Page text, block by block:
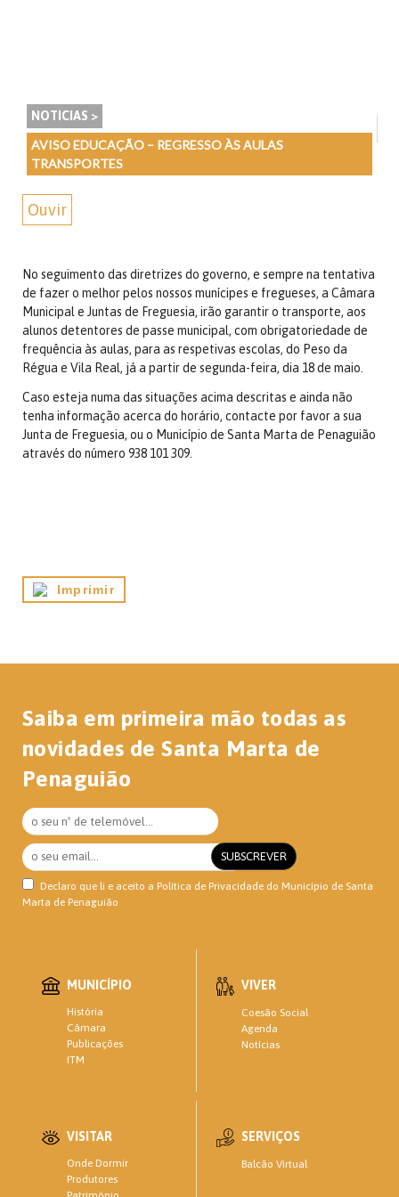
NOTICIAS >
AVISO EDUCAÇÃO – REGRESSO ÀS AULAS
TRANSPORTES
Ouvir
No seguimento das diretrizes do governo, e sempre na tentativa
de fazer o melhor pelos nossos munícipes e fregueses, a Câmara
Municipal e Juntas de Freguesia, irão garantir o transporte, aos
alunos detentores de passe municipal, com obrigatoriedade de
frequência às aulas, para as respetivas escolas, do Peso da
Régua e Vila Real, já a partir de segunda-feira, dia 18 de maio.
Caso esteja numa das situações acima descritas e ainda não
tenha informação acerca do horário, contacte por favor a sua
Junta de Freguesia, ou o Município de Santa Marta de Penaguião
através do número 938 101 309.
Imprimir
Saiba em primeira mão todas as
novidades de Santa Marta de
Penaguião
Declaro que li e aceito a Política de Privacidade do Município de Santa
Marta de Penaguião
MUNICÍPIO
História
Câmara
Publicações
ITM
VIVER
Coesão Social
Agenda
Notícias
VISITAR
Onde Dormir
Produtores
SERVIÇOS
Balcão Virtual